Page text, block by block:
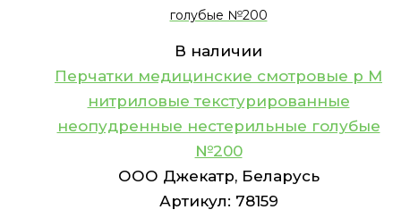
голубые №200
В наличии
Перчатки медицинские смотровые р M
нитриловые текстурированные
неопудренные нестерильные голубые
№200
ООО Джекатр, Беларусь
Артикул: 78159